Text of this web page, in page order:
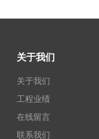
关于我们
关于我们
工程业绩
在线留言
联系我们